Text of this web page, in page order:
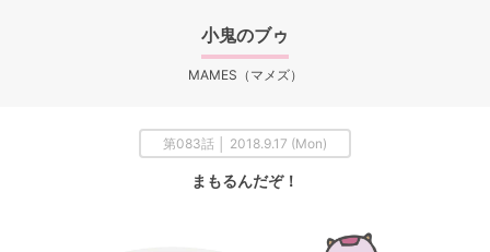
小鬼のブゥ
MAMES（マメズ）
第083話 │ 2018.9.17 (Mon)
まもるんだぞ！